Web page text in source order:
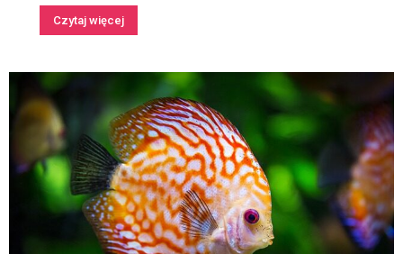
Czytaj więcej